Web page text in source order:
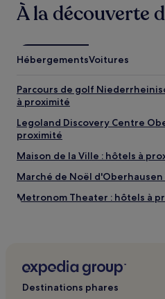
supplémentaires
peuvent
À la découverte
HébergementsVoitures
Parcours de golf
à proximité
Legoland Discovery Centre
proximité
Maison de la Ville : hôtels à
Marché de Noël
Metronom Theater : hôtels à
fitness à proximité
Centre sportif Sportpark
Destinations phares